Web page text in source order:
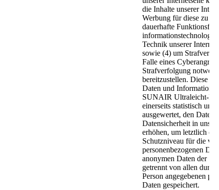
die Inhalte unserer
Werbung für diese zu
dauerhafte
Technik unserer
sowie (4) um
Falle eines
Strafverfolgung
bereitzustellen. Diese
Daten und
SUNAIR Ultraleicht-
einerseits statistisch
ausgewertet, den
Datensicherheit in
erhöhen, um letztlich
Schutzniveau für die
personenbezogenen
anonymen Daten der
getrennt von allen
Person angegebenen
Daten gespeichert.